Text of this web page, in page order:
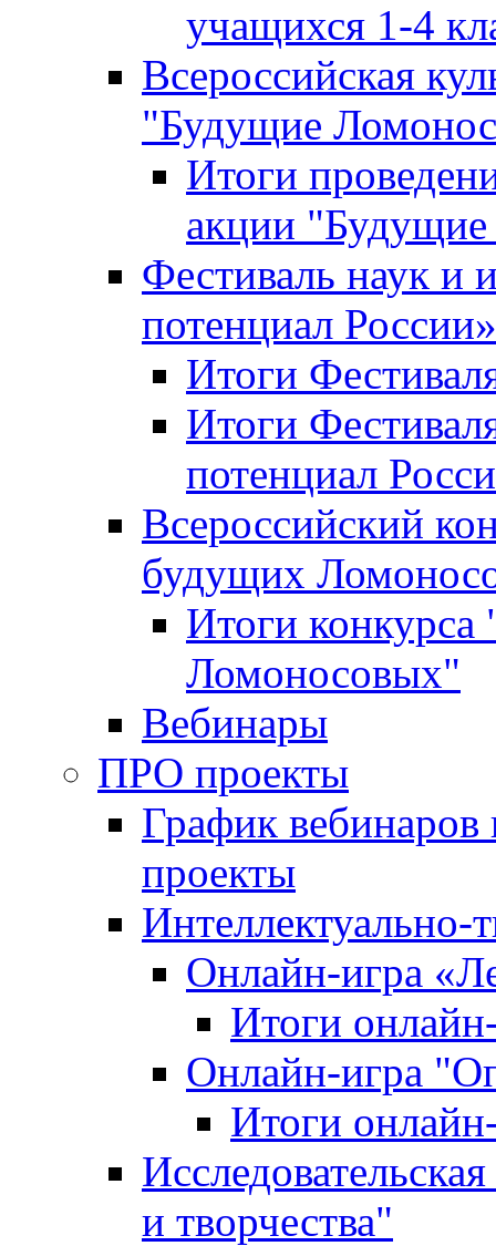
учащихся 1-4
Всероссийская
"Будущие
Итоги
акции
Фестиваль наук и
потенциал России»
Итоги
Итоги
потенциал
Всероссийский
будущих
Итоги
Ломоносовых"
Вебинары
ПРО проекты
График
проекты
Интеллектуально-
Онлайн-игра
Итоги
Онлайн-игра
Итоги
и творчества"